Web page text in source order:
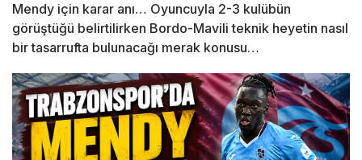
Mendy için karar anı… Oyuncuyla 2-3 kulübün
görüştüğü belirtilirken Bordo-Mavili teknik heyetin nasıl
bir tasarrufta bulunacağı merak konusu…